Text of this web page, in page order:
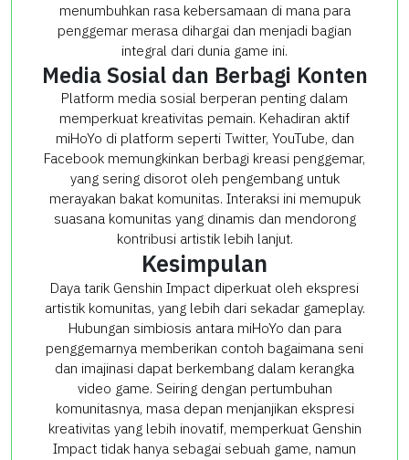
menumbuhkan rasa kebersamaan di mana para
penggemar merasa dihargai dan menjadi bagian
integral dari dunia game ini.
Media Sosial dan Berbagi Konten
Platform media sosial berperan penting dalam
memperkuat kreativitas pemain. Kehadiran aktif
miHoYo di platform seperti Twitter, YouTube, dan
Facebook memungkinkan berbagi kreasi penggemar,
yang sering disorot oleh pengembang untuk
merayakan bakat komunitas. Interaksi ini memupuk
suasana komunitas yang dinamis dan mendorong
kontribusi artistik lebih lanjut.
Kesimpulan
Daya tarik Genshin Impact diperkuat oleh ekspresi
artistik komunitas, yang lebih dari sekadar gameplay.
Hubungan simbiosis antara miHoYo dan para
penggemarnya memberikan contoh bagaimana seni
dan imajinasi dapat berkembang dalam kerangka
video game. Seiring dengan pertumbuhan
komunitasnya, masa depan menjanjikan ekspresi
kreativitas yang lebih inovatif, memperkuat Genshin
Impact tidak hanya sebagai sebuah game, namun